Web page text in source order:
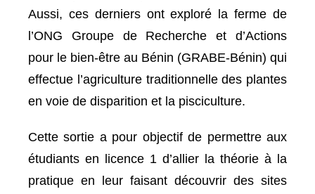
Aussi, ces derniers ont exploré la ferme de
l’ONG Groupe de Recherche et d’Actions
pour le bien-être au Bénin (GRABE-Bénin) qui
effectue l’agriculture traditionnelle des plantes
en voie de disparition et la pisciculture.
Cette sortie a pour objectif de permettre aux
étudiants en licence 1 d’allier la théorie à la
pratique en leur faisant découvrir des sites